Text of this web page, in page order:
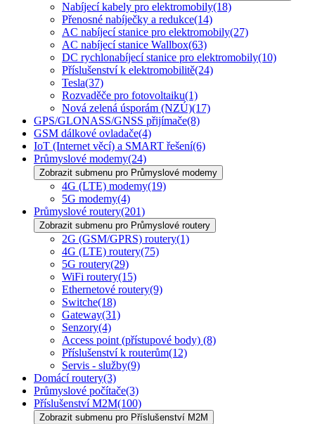
Nabíjecí kabely pro elektromobily(18)
Přenosné nabíječky a redukce(14)
AC nabíjecí stanice pro elektromobily(27)
AC nabíjecí stanice Wallbox(63)
DC rychlonabíjecí stanice pro elektromobily(10)
Příslušenství k elektromobilitě(24)
Tesla(37)
Rozvaděče pro fotovoltaiku(1)
Nová zelená úsporám (NZÚ)(17)
GPS/GLONASS/GNSS přijímače(8)
GSM dálkové ovladače(4)
IoT (Internet věcí) a SMART řešení(6)
Průmyslové modemy(24)
Zobrazit submenu pro Průmyslové modemy
4G (LTE) modemy(19)
5G modemy(4)
Průmyslové routery(201)
Zobrazit submenu pro Průmyslové routery
2G (GSM/GPRS) routery(1)
4G (LTE) routery(75)
5G routery(29)
WiFi routery(15)
Ethernetové routery(9)
Switche(18)
Gateway(31)
Senzory(4)
Access point (přístupové body) (8)
Příslušenství k routerům(12)
Servis - služby(9)
Domácí routery(3)
Průmyslové počítače(3)
Příslušenství M2M(100)
Zobrazit submenu pro Příslušenství M2M